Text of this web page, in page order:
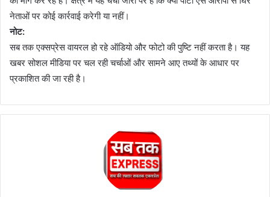
नेताओं पर कोई कार्रवाई करेगी या नहीं।
नोट:
सब तक एक्सप्रेस वायरल हो रहे ऑडियो और फोटो की पुष्टि नहीं करता है। यह
खबर सोशल मीडिया पर चल रही चर्चाओं और सामने आए तथ्यों के आधार पर
प्रकाशित की जा रही है।